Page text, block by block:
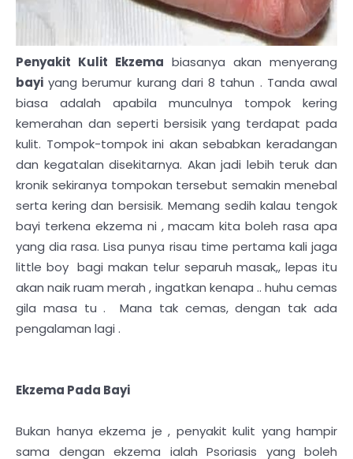
Penyakit Kulit Ekzema biasanya akan menyerang
bayi yang berumur kurang dari 8 tahun . Tanda awal
biasa adalah apabila munculnya tompok kering
kemerahan dan seperti bersisik yang terdapat pada
kulit. Tompok-tompok ini akan sebabkan keradangan
dan kegatalan disekitarnya. Akan jadi lebih teruk dan
kronik sekiranya tompokan tersebut semakin menebal
serta kering dan bersisik. Memang sedih kalau tengok
bayi terkena ekzema ni , macam kita boleh rasa apa
yang dia rasa. Lisa punya risau time pertama kali jaga
little boy bagi makan telur separuh masak,, lepas itu
akan naik ruam merah , ingatkan kenapa .. huhu cemas
gila masa tu . Mana tak cemas, dengan tak ada
pengalaman lagi .
Ekzema Pada Bayi
Bukan hanya ekzema je , penyakit kulit yang hampir
sama dengan ekzema ialah Psoriasis yang boleh